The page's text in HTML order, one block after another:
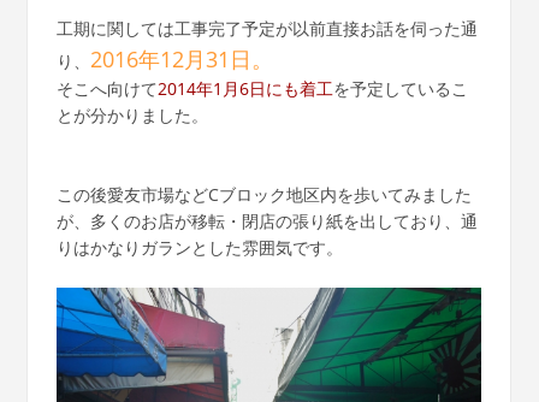
工期に関しては工事完了予定が以前直接お話を伺った通
り、 2016年12月31日。
そこへ向けて2014年1月6日にも着工を予定しているこ
とが分かりました。
この後愛友市場などCブロック地区内を歩いてみました
が、多くのお店が移転・閉店の張り紙を出しており、通
りはかなりガランとした雰囲気です。